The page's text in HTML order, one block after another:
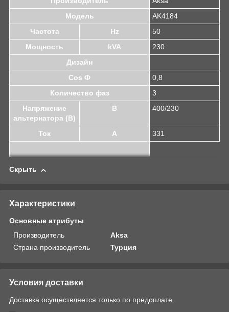
Модель
AK4184
Частота
Hz
50
Мощность
kVA
230
Дизайн
Cos Ф
0,8
Количество фаз
3
Напряжение
альтернатора (В)
В 400/230
Ток A 331
Скрыть
Характеристики
Основные атрибуты
Производитель
Aksa
Страна производитель
Турция
Условия доставки
Доставка осуществляется только по предоплате.